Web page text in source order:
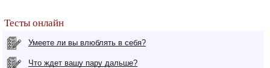
Тесты онлайн
Умеете ли вы влюблять в себя?
Что ждет вашу пару дальше?